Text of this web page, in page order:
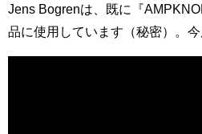
Jens Bogrenは、既に『
品に使用しています（秘密）。今